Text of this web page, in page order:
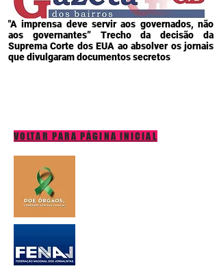
"A imprensa deve servir aos governados, não
aos governantes” Trecho da decisão da
Suprema Corte dos EUA ao absolver os jornais
que divulgaram documentos secretos
VOLTAR PARA PÁGINA INICIAL